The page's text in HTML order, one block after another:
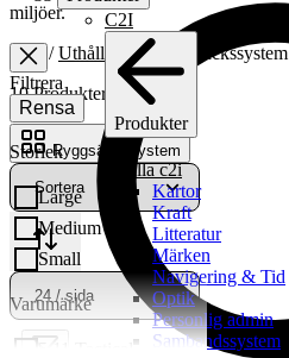
C2I
Produkter
Se alla c2i
Kartor
Kraft
Litteratur
Märken
Navigering & Tid
Optik
Personlig admin
Sambandssystem
miljöer.
Filtrera
Rensa
Storlek
Large
Medium
Small
Varumärke
Start /Uthållighet/ Ryggsäckssystem
10 Produkter
Ryggsäckssystem